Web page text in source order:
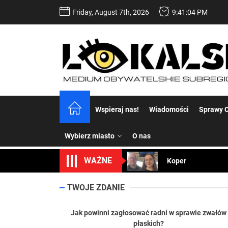
Friday, August 7th, 2026 9:41:05 PM
Wspieraj nas! Wiadomości Sprawy
Wybierz miasto O nas
WAŻNE
Koper – część 2.
Uwaga Dębieńsko
Ilu mieszkańców
Dość
TWOJE ZDANIE
Jak powinni zagłosować radni w sprawie zwałów
płaskich?